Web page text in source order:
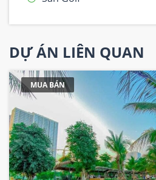
DỰ ÁN LIÊN QUAN
MUA BÁN